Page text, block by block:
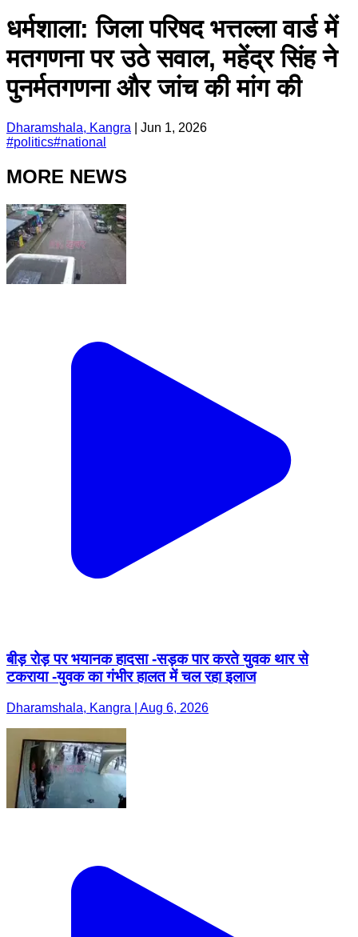
धर्मशाला: जिला परिषद भत्तल्ला वार्ड में
मतगणना पर उठे सवाल, महेंद्र सिंह ने
पुनर्मतगणना और जांच की मांग की
Dharamshala, Kangra
Jun 1, 2026
#politics#national
MORE NEWS
बीड़ रोड़ पर भयानक हादसा -सड़क पार करते युवक थार से
टकराया -युवक का गंभीर हालत में चल रहा इलाज
Dharamshala, Kangra | Aug 6, 2026